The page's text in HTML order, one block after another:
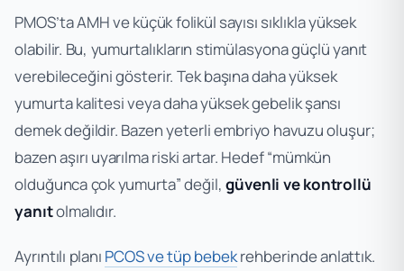
PMOS’ta AMH ve küçük folikül sayısı sıklıkla yüksek
olabilir. Bu, yumurtalıkların stimülasyona güçlü yanıt
verebileceğini gösterir. Tek başına daha yüksek
yumurta kalitesi veya daha yüksek gebelik şansı
demek değildir. Bazen yeterli embriyo havuzu oluşur;
bazen aşırı uyarılma riski artar. Hedef “mümkün
olduğunca çok yumurta” değil, güvenli ve kontrollü
yanıtolmalıdır.
Ayrıntılı planı PCOS ve tüp bebekrehberinde anlattık.